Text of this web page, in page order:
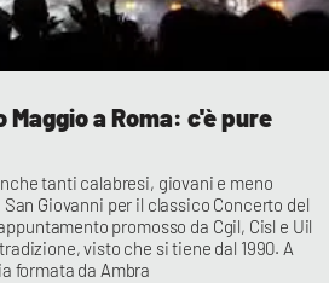
a Roma: c'è pure
tanti calabresi, giovani e meno
Giovanni per il classico Concerto del
promosso da Cgil, Cisl e Uil
visto che si tiene dal 1990. A
formata da Ambra